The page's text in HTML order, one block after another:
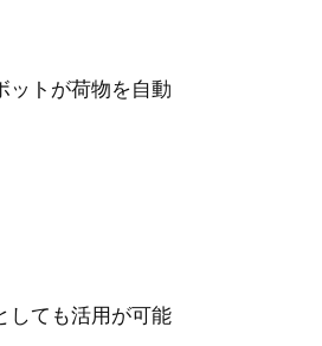
ットが荷物を自動
しても活用が可能